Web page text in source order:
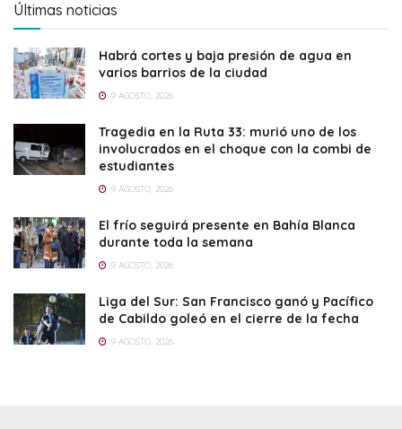
Últimas noticias
Habrá cortes y baja presión de agua en
varios barrios de la ciudad
9 AGOSTO, 2026
Tragedia en la Ruta 33: murió uno de los
involucrados en el choque con la combi de
estudiantes
9 AGOSTO, 2026
El frío seguirá presente en Bahía Blanca
durante toda la semana
9 AGOSTO, 2026
Liga del Sur: San Francisco ganó y Pacífico
de Cabildo goleó en el cierre de la fecha
9 AGOSTO, 2026